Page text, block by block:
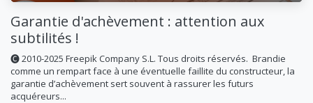
Garantie d'achèvement : attention aux
subtilités !
🅒 2010-2025 Freepik Company S.L. Tous droits réservés. ​ Brandie
comme un rempart face à une éventuelle faillite du constructeur, la
garantie d’achèvement sert souvent à rassurer les futurs
acquéreurs...